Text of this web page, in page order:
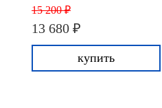
15 200 ₽
13 680 ₽
купить